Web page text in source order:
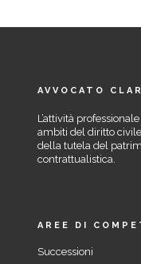
AVVOCATO
L’attività
ambiti del diritto
della tutela del
contrattualistica.
AREE DI
Successioni